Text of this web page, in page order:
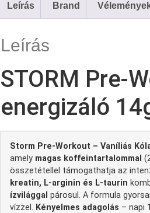
Leírás Brand
Leírás
STORM Pre-
energizáló
Storm Pre-Workout – Vaníliás
amely magas koffeintartalommal
összetétellel támogathatja az
kreatin, L-arginin és L-taurin
ízvilággal párosul. A formula
vízzel. Kényelmes adagolás – napi